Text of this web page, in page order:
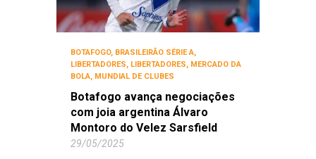
BOTAFOGO, BRASILEIRÃO SÉRIE A,
LIBERTADORES, LIBERTADORES, MERCADO DA
BOLA, MUNDIAL DE CLUBES
Botafogo avança negociações
com joia argentina Álvaro
Montoro do Velez Sarsfield
29/05/2025